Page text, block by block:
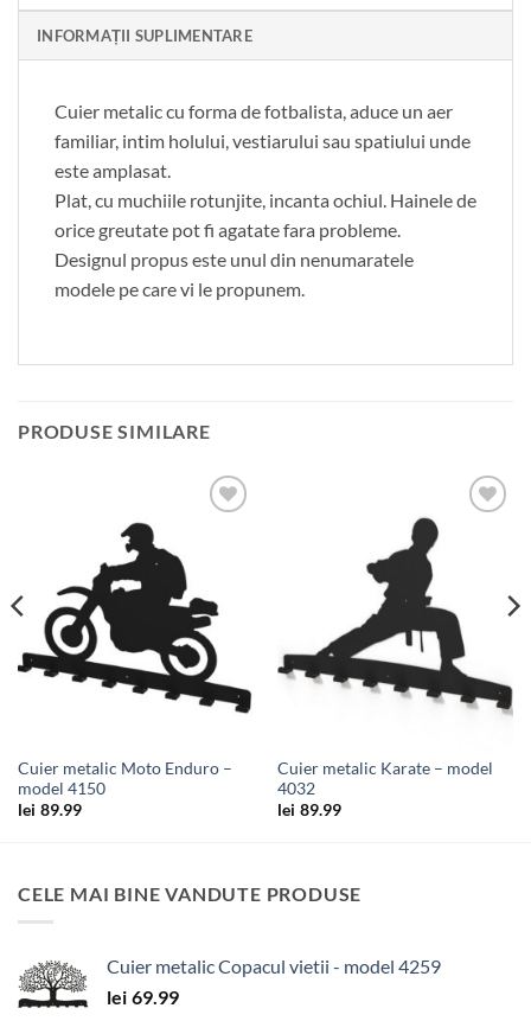
INFORMAȚII SUPLIMENTARE
Cuier metalic cu forma de fotbalista, aduce un aer
familiar, intim holului, vestiarului sau spatiului unde
este amplasat.
Plat, cu muchiile rotunjite, incanta ochiul. Hainele de
orice greutate pot fi agatate fara probleme.
Designul propus este unul din nenumaratele
modele pe care vi le propunem.
PRODUSE SIMILARE
Cuier metalic Moto Enduro –
model 4150
lei 89.99
Cuier metalic Karate – model
4032
lei 89.99
CELE MAI BINE VANDUTE PRODUSE
Cuier metalic Copacul vietii - model 4259
lei 69.99